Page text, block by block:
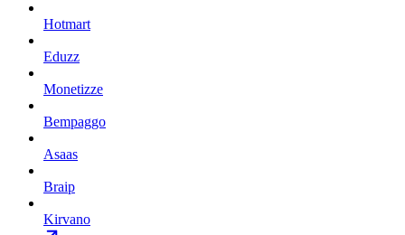
Hotmart
Eduzz
Monetizze
Bempaggo
Asaas
Braip
Kirvano